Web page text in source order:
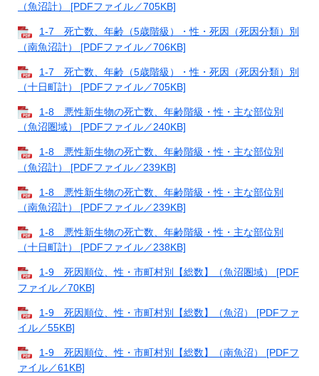
（魚沼計） [PDFファイル／705KB]
1-7 死亡数、年齢（5歳階級）・性・死因（死因分類）別
（南魚沼計） [PDFファイル／706KB]
1-7 死亡数、年齢（5歳階級）・性・死因（死因分類）別
（十日町計） [PDFファイル／705KB]
1-8 悪性新生物の死亡数、年齢階級・性・主な部位別
（魚沼圏域） [PDFファイル／240KB]
1-8 悪性新生物の死亡数、年齢階級・性・主な部位別
（魚沼計） [PDFファイル／239KB]
1-8 悪性新生物の死亡数、年齢階級・性・主な部位別
（南魚沼計） [PDFファイル／239KB]
1-8 悪性新生物の死亡数、年齢階級・性・主な部位別
（十日町計） [PDFファイル／238KB]
1-9 死因順位、性・市町村別【総数】（魚沼圏域） [PDF
ファイル／70KB]
1-9 死因順位、性・市町村別【総数】（魚沼） [PDFファ
イル／55KB]
1-9 死因順位、性・市町村別【総数】（南魚沼） [PDFフ
ァイル／61KB]